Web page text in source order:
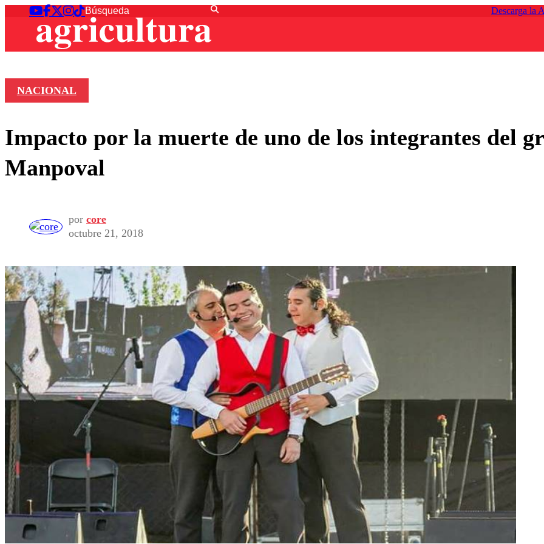
Descarga la
NACIONAL
Impacto por la muerte de uno de los integrantes del
Manpoval
por core
octubre 21, 2018